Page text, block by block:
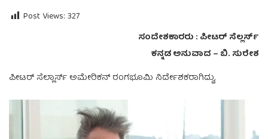
Post Views: 327
ಸಂದೇಶಕಾರರು : ಪೀಟರ್ ಸೆಲ್ಲರ್ಸ್
ಕನ್ನಡ ಅನುವಾದ – ಬಿ. ಸುರೇಶ
ಪೀಟರ್ ಸೆಲ್ಲಾರ್ಸ್ ಅಮೇರಿಕನ್ ರಂಗಭೂಮಿ ನಿರ್ದೇಶಕರಾಗಿದ್ದು,